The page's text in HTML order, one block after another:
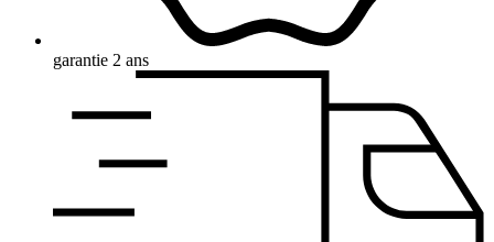
garantie 2 ans